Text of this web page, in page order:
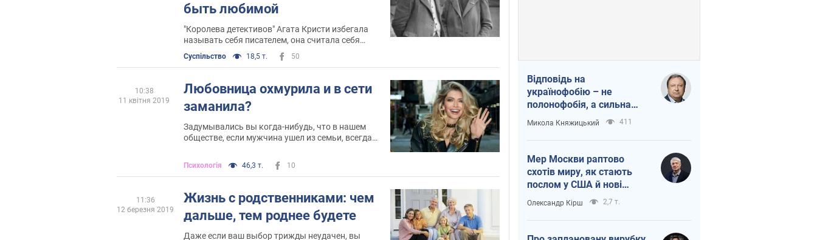
быть любимой
"Королева детективов" Агата Кристи избегала
называть себя писателем, она считала себя
просто "замужней дамой"
Суспільство 18,5 т. 50
Любовница охмурила и в сети
заманила?
Задумывались вы когда-нибудь, что в нашем
обществе, если мужчина ушел из семьи, всегда
Психологія 46,3 т. 10
10:38
11 квітня 2019
Жизнь с родственниками: чем
дальше, тем роднее будете
Даже если ваш выбор трижды неудачен, вы
11:36
12 березня 2019
Відповідь на
українофобію – не
полонофобія, а сильна
українська держава
Микола Княжицький 411
Мер Москви раптово
схотів миру, як стають
послом у США й нові
українські топ-рейтинги
Олександр Кірш 2,7 т.